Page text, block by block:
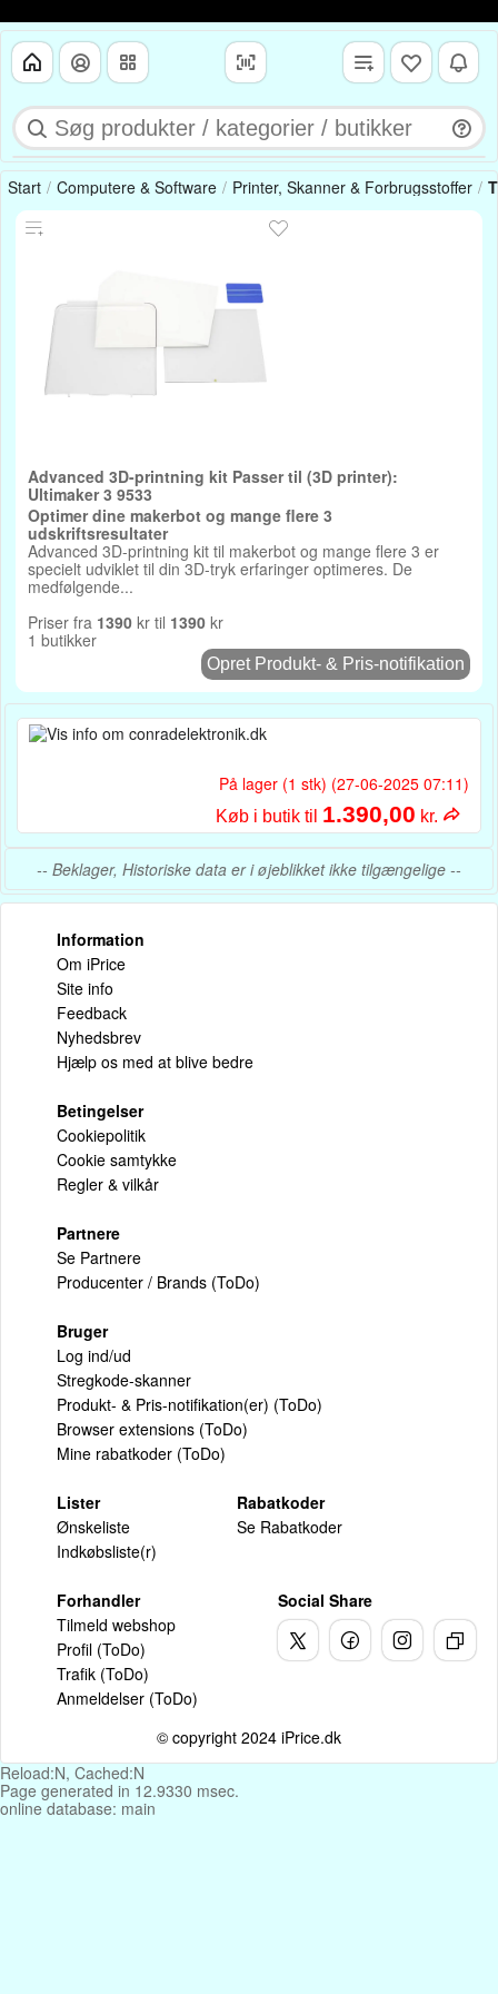
Start Computere & Software Printer, Skanner & Forbrugsstoffer
Advanced 3D-printning kit Passer til (3D printer):
Ultimaker 3 9533
Optimer dine makerbot og mange flere 3
udskriftsresultater
Advanced 3D-printning kit til makerbot og mange flere 3 er
specielt udviklet til din 3D-tryk erfaringer optimeres. De
medfølgende...
Priser fra 1390 kr til 1390 kr
1 butikker
Opret Produkt- & Pris-notifikation
På lager (1 stk) (27-06-2025 07:11)
Køb i butik til 1.390,00 kr.
-- Beklager, Historiske data er i øjeblikket ikke tilgængelige --
Information
Om iPrice
Site info
Feedback
Nyhedsbrev
Hjælp os med at blive bedre
Betingelser
Cookiepolitik
Cookie samtykke
Regler & vilkår
Partnere
Se Partnere
Producenter / Brands (ToDo)
Bruger
Log ind/ud
Stregkode-skanner
Produkt- & Pris-notifikation(er) (ToDo)
Browser extensions (ToDo)
Mine rabatkoder (ToDo)
Lister
Ønskeliste
Indkøbsliste(r)
Rabatkoder
Se Rabatkoder
Forhandler
Tilmeld webshop
Profil (ToDo)
Trafik (ToDo)
Anmeldelser (ToDo)
Social Share
© copyright 2024 iPrice.dk
Reload:N, Cached:N
Page generated in 12.9330 msec.
online database: main